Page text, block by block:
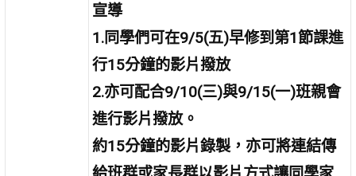
宣導
1.同學們可在9/5(五)早修到第1節課進
行15分鐘的影片撥放
2.亦可配合9/10(三)與9/15(一)班親會
進行影片撥放。
約15分鐘的影片錄製，亦可將連結傳